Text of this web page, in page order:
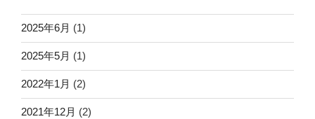
2025年6月 (1)
2025年5月 (1)
2022年1月 (2)
2021年12月 (2)